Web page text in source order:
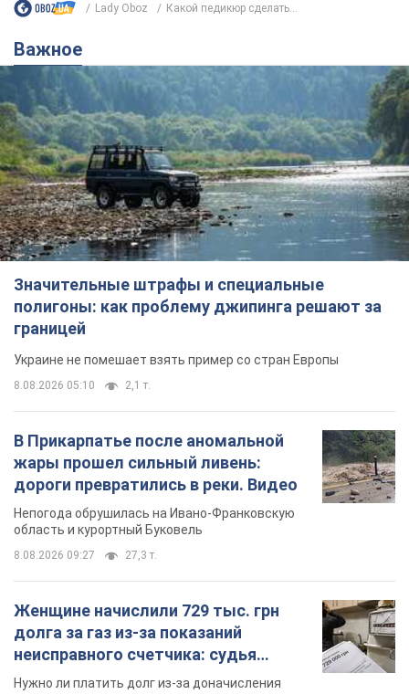
Lady Oboz Какой педикюр сделать...
Важное
Значительные штрафы и специальные
полигоны: как проблему джипинга решают за
границей
Украине не помешает взять пример со стран Европы
8.08.2026 05:10 2,1 т.
В Прикарпатье после аномальной
жары прошел сильный ливень:
дороги превратились в реки. Видео
Непогода обрушилась на Ивано-Франковскую
область и курортный Буковель
8.08.2026 09:27 27,3 т.
Женщине начислили 729 тыс. грн
долга за газ из-за показаний
неисправного счетчика: судья
вынес неожиданное решение
Нужно ли платить долг из-за доначисления